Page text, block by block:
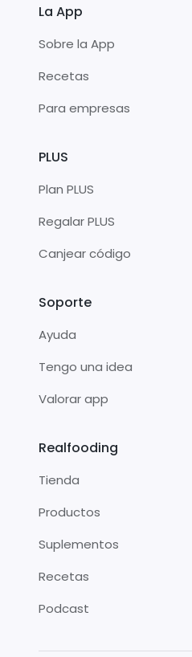
La App
Sobre la App
Recetas
Para empresas
PLUS
Plan PLUS
Regalar PLUS
Canjear código
Soporte
Ayuda
Tengo una idea
Valorar app
Realfooding
Tienda
Productos
Suplementos
Recetas
Podcast